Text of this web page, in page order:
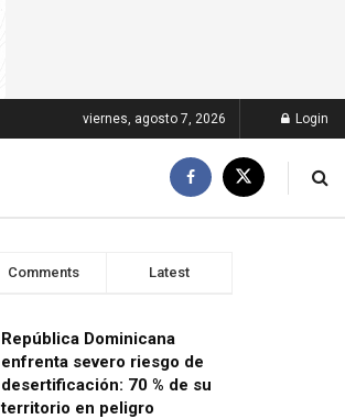
viernes, agosto 7, 2026 Login
Comments Latest
República Dominicana
enfrenta severo riesgo de
desertificación: 70 % de su
territorio en peligro